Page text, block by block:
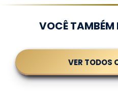
VOCÊ TAMBÉM
VER TODOS